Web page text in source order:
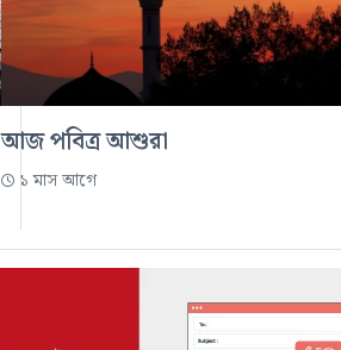
আজ পবিত্র আশুরা
১ মাস আগে